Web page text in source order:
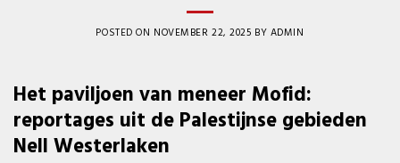
POSTED ON NOVEMBER 22, 2025 BY ADMIN
Het paviljoen van meneer Mofid:
reportages uit de Palestijnse gebieden
Nell Westerlaken